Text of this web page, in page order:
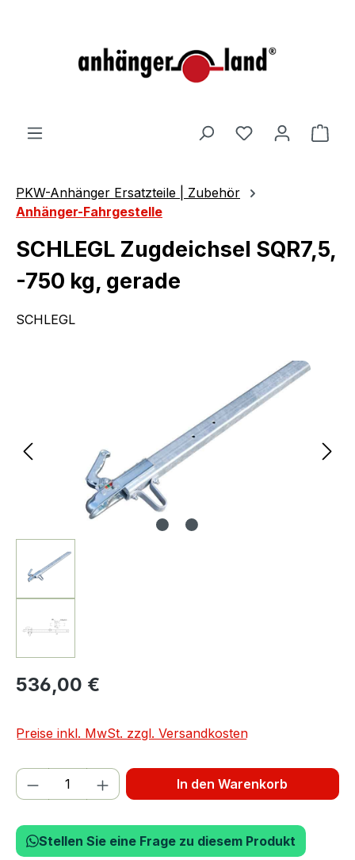
PKW-Anhänger Ersatzteile | Zubehör
Anhänger-Fahrgestelle
SCHLEGL Zugdeichsel SQR7,5,
-750 kg, gerade
SCHLEGL
536,00 €
Preise inkl. MwSt. zzgl. Versandkosten
Produkt Anzahl: Gib den gewünschten
In den Warenkorb
Stellen Sie eine Frage zu diesem Produkt